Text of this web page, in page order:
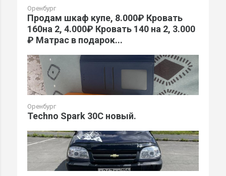
Оренбург
Продам шкаф купе, 8.000₽ Кровать
160на 2, 4.000₽ Кровать 140 на 2, 3.000
₽ Матрас в подарок...
Оренбург
Techno Spark 30C новый.